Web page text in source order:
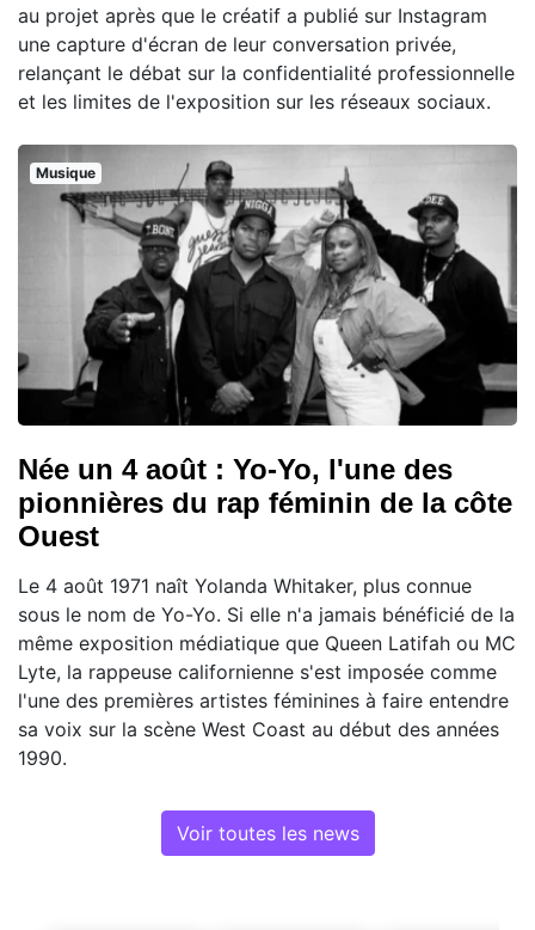
au projet après que le créatif a publié sur Instagram
une capture d'écran de leur conversation privée,
relançant le débat sur la confidentialité professionnelle
et les limites de l'exposition sur les réseaux sociaux.
Musique
Née un 4 août : Yo-Yo, l'une des
pionnières du rap féminin de la côte
Ouest
Le 4 août 1971 naît Yolanda Whitaker, plus connue
sous le nom de Yo-Yo. Si elle n'a jamais bénéficié de la
même exposition médiatique que Queen Latifah ou MC
Lyte, la rappeuse californienne s'est imposée comme
l'une des premières artistes féminines à faire entendre
sa voix sur la scène West Coast au début des années
1990.
Voir toutes les news